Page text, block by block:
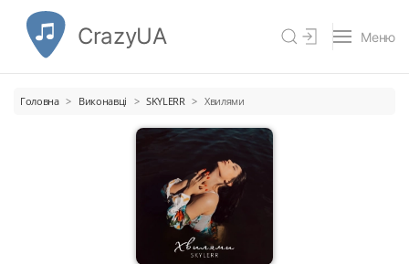
CrazyUA Меню
Головна Виконавці SKYLERR Хвилями